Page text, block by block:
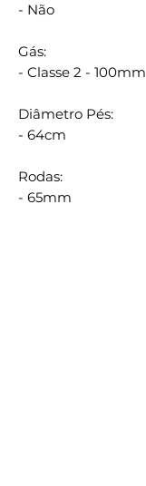
- Não
Gás:
- Classe 2 - 100mm
Diâmetro Pés:
- 64cm
Rodas:
- 65mm